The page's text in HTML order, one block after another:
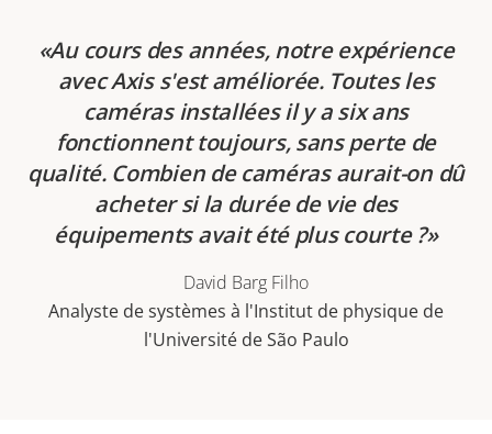
Au cours des années, notre expérience
avec Axis s'est améliorée. Toutes les
caméras installées il y a six ans
fonctionnent toujours, sans perte de
qualité. Combien de caméras aurait-on dû
acheter si la durée de vie des
équipements avait été plus courte ?
David Barg Filho
Analyste de systèmes à l'Institut de physique de
l'Université de São Paulo